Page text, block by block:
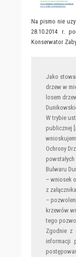
Na pismo nie
28.10.2014 r.
Konserwator
Jako
drzew w
losem
W trybie
publicznej
Ochrony
Bulwaru
– wniosek
z
–
krzewów
tego
Zgodnie z
informacji